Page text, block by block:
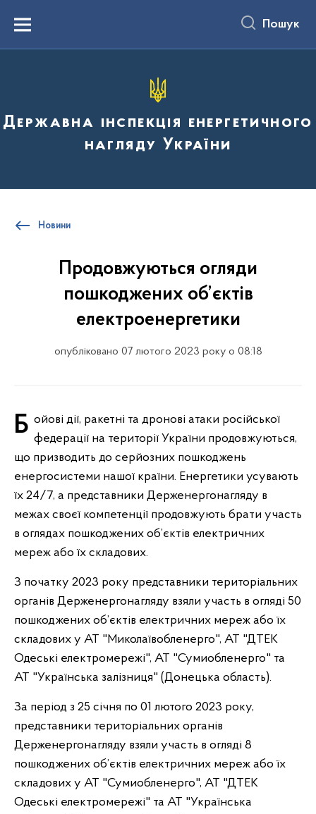
вмістуMenu Пошук
Державна інспекція енергетичного
нагляду України
Новини
Продовжуються огляди
пошкоджених об’єктів
електроенергетики
опубліковано 07 лютого 2023 року о 08:18
Бойові дії, ракетні та дронові атаки російської федерації на території України продовжуються,
що призводить до серйозних пошкоджень
енергосистеми нашої країни. Енергетики усувають
їх 24/7, а представники Держенергонагляду в
межах своєї компетенції продовжують брати участь
в оглядах пошкоджених об’єктів електричних
мереж або їх складових.
З початку 2023 року представники територіальних
органів Держенергонагляду взяли участь в огляді 50
пошкоджених об’єктів електричних мереж або їх
складових у АТ "Миколаївобленерго", АТ "ДТЕК
Одеські електромережі", АТ "Сумиобленерго" та
АТ "Українська залізниця" (Донецька область).
За період з 25 січня по 01 лютого 2023 року,
представники територіальних органів
Держенергонагляду взяли участь в огляді 8
пошкоджених об’єктів електричних мереж або їх
складових у АТ "Сумиобленерго", АТ "ДТЕК
Одеські електромережі" та АТ "Українська